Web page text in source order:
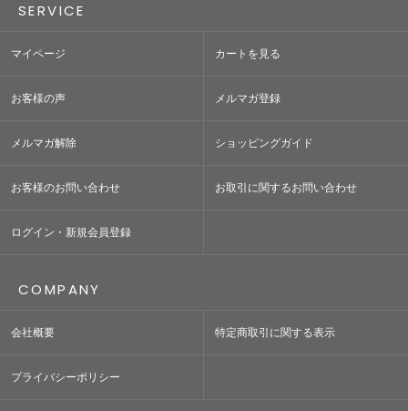
SERVICE
マイページ カートを見る
お客様の声 メルマガ登録
メルマガ解除 ショッピングガイド
お客様のお問い合わせ お取引に関するお問い合わせ
ログイン・新規会員登録
COMPANY
会社概要 特定商取引に関する表示
プライバシーポリシー